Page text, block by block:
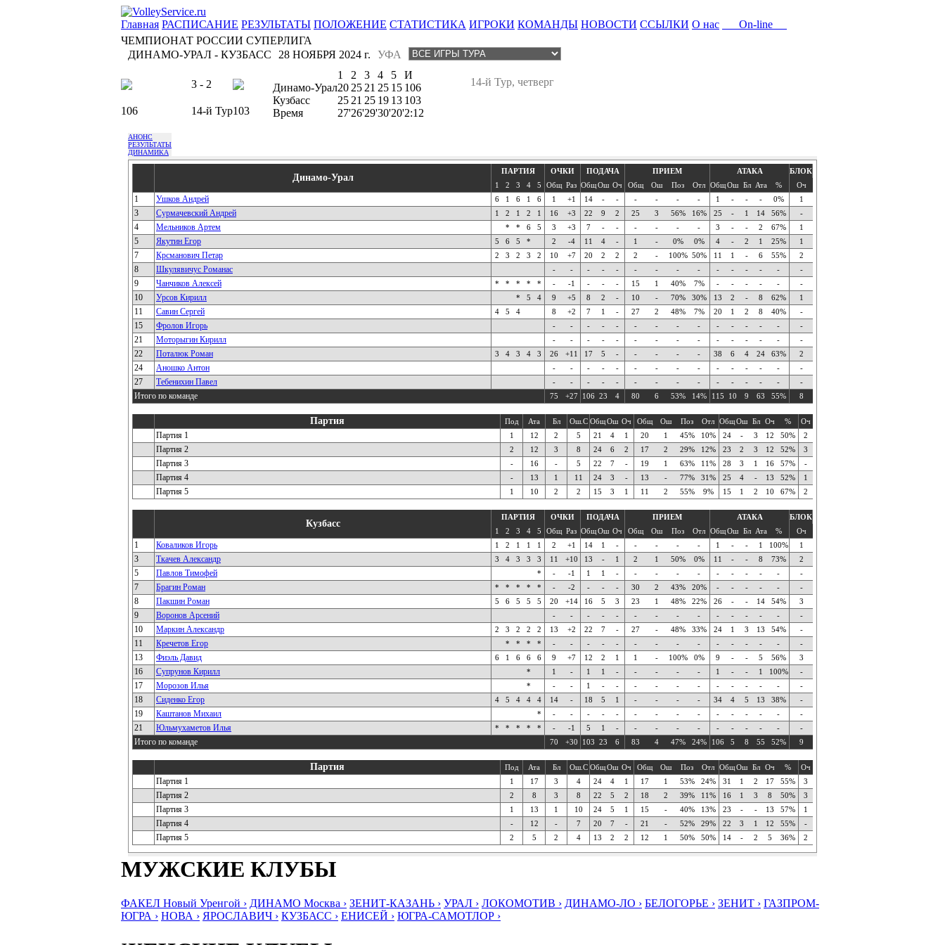
Главная РАСПИСАНИЕ РЕЗУЛЬТАТЫ ПОЛОЖЕНИЕ СТАТИСТИКА ИГРОКИ КОМАНДЫ НОВОСТИ ССЫЛКИ О нас
On-line
ЧЕМПИОНАТ РОССИИ СУПЕРЛИГА
ДИНАМО-УРАЛ - КУЗБАСС
УФА
28 НОЯБРЯ 2024 г.
3 - 2
106 14-й Тур103
14-й Тур, четверг
1 2 3 4 5
И
Динамо-Урал20 25 21 25 15 106
Кузбасс
25 21 25 19 13 103
Время
27'26'29'30'20'2:12
АНОНС
РЕЗУЛЬТАТЫ
ДИНАМИКА
Динамо-Урал
ПАРТИЯ ОЧКИ ПОДАЧА ПРИЕМ АТАКА
БЛОК
1
2 3 4 5 Общ Раз ОбщОш Оч Общ Ош Поз Отл ОбщОш Бл Ата % Оч
1 Ушков Андрей 6 1 6 1 6 1 +1 14 - - - - - - 1 - - - 0% 1
3 Сурмачевский Андрей 1 2 1 2 1 16 +3 22 9 2 25 3 56% 16% 25 - 1 14 56% -
4 Мельников Артем * * 6 5 3 +3 7 - - - - - - 3 - - 2 67% 1
5 Якутин Егор 5 6 5 * 2 -4 11 4 - 1 - 0% 0% 4 - 2 1 25% 1
7 Крсманович Петар 2 3 2 3 2 10 +7 20 2 2 2 - 100% 50% 11 1 - 6 55% 2
8 Шкулявичус Романас - - - - - - - - - - - - - - -
9 Чанчиков Алексей * * * * * - -1 - - - 15 1 40% 7% - - - - - -
10 Урсов Кирилл * 5 4 9 +5 8 2 - 10 - 70% 30% 13 2 - 8 62% 1
11 Савин Сергей 4 5 4 8 +2 7 1 - 27 2 48% 7% 20 1 2 8 40% -
15 Фролов Игорь - - - - - - - - - - - - - - -
21 Моторыгин Кирилл - - - - - - - - - - - - - - -
22 Поталюк Роман 3 4 3 4 3 26 +11 17 5 - - - - - 38 6 4 24 63% 2
24 Аношко Антон - - - - - - - - - - - - - - -
27 Тебенихин Павел - - - - - - - - - - - - - - -
Итого по команде 75 +27 106 23 4 80 6 53% 14% 115 10 9 63 55% 8
Партия Под Ата Бл Ош.С ОбщОш Оч Общ Ош Поз Отл ОбщОш Бл Оч % Оч
Партия 1 1 12 2 5 21 4 1 20 1 45% 10% 24 - 3 12 50% 2
Партия 2 2 12 3 8 24 6 2 17 2 29% 12% 23 2 3 12 52% 3
Партия 3 - 16 - 5 22 7 - 19 1 63% 11% 28 3 1 16 57% -
Партия 4 - 13 1 11 24 3 - 13 - 77% 31% 25 4 - 13 52% 1
Партия 5 1 10 2 2 15 3 1 11 2 55% 9% 15 1 2 10 67% 2
Кузбасс
ПАРТИЯ ОЧКИ ПОДАЧА ПРИЕМ АТАКА
БЛОК
1
2 3 4 5 Общ Раз ОбщОш Оч Общ Ош Поз Отл ОбщОш Бл Ата % Оч
1 Коваликов Игорь 1 2 1 1 1 2 +1 14 1 - - - - - 1 - - 1 100% 1
3 Ткачев Александр 3 4 3 3 3 11 +10 13 - 1 2 1 50% 0% 11 - - 8 73% 2
5 Павлов Тимофей * - -1 1 1 - - - - - - - - - - -
7 Брагин Роман * * * * * - -2 - - - 30 2 43% 20% - - - - - -
8 Пакшин Роман 5 6 5 5 5 20 +14 16 5 3 23 1 48% 22% 26 - - 14 54% 3
9 Воронов Арсений - - - - - - - - - - - - - - -
10 Маркин Александр 2 3 2 2 2 13 +2 22 7 - 27 - 48% 33% 24 1 3 13 54% -
11 Кречетов Егор * * * * - - - - - - - - - - - - - - -
13 Фиэль Давид 6 1 6 6 6 9 +7 12 2 1 1 - 100% 0% 9 - - 5 56% 3
16 Супрунов Кирилл * 1 - 1 1 - - - - - 1 - - 1 100% -
17 Морозов Илья * - - 1 - - - - - - - - - - - -
18 Сиденко Егор 4 5 4 4 4 14 - 18 5 1 - - - - 34 4 5 13 38% -
19 Каштанов Михаил * - - - - - - - - - - - - - - -
21 Юльмухаметов Илья * * * * * - -1 5 1 - - - - - - - - - - -
Итого по команде 70 +30 103 23 6 83 4 47% 24% 106 5 8 55 52% 9
Партия Под Ата Бл Ош.С ОбщОш Оч Общ Ош Поз Отл ОбщОш Бл Оч % Оч
Партия 1 1 17 3 4 24 4 1 17 1 53% 24% 31 1 2 17 55% 3
Партия 2 2 8 3 8 22 5 2 18 2 39% 11% 16 1 3 8 50% 3
Партия 3 1 13 1 10 24 5 1 15 - 40% 13% 23 - - 13 57% 1
Партия 4 - 12 - 7 20 7 - 21 - 52% 29% 22 3 1 12 55% -
Партия 5 2 5 2 4 13 2 2 12 1 50% 50% 14 - 2 5 36% 2
МУЖСКИЕ КЛУБЫ
ФАКЕЛ Новый Уренгой › ДИНАМО Москва › ЗЕНИТ-КАЗАНЬ › УРАЛ › ЛОКОМОТИВ › ДИНАМО-ЛО › БЕЛОГОРЬЕ › ЗЕНИТ › ГАЗПРОМ-
ЮГРА › НОВА › ЯРОСЛАВИЧ › КУЗБАСС › ЕНИСЕЙ › ЮГРА-САМОТЛОР ›